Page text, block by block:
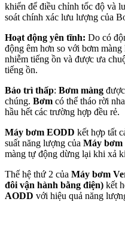
khiển để điều chỉnh tốc độ và
soát chính xác lưu lượng của
Hoạt động yên tĩnh: Do có
động êm hơn so với bơm
nhiễm tiếng ồn và được ưa
tiếng ồn.
Bảo trì thấp: Bơm màng
chúng. Bơm có thể tháo rời
hầu hết các trường hợp đều rẻ.
Máy bơm EODD kết hợp tất
suất năng lượng của Máy bơm
màng tự động dừng lại khi xả
Thế hệ thứ 2 của Máy bơm
đôi vận hành bằng điện) kết
AODD với hiệu quả năng